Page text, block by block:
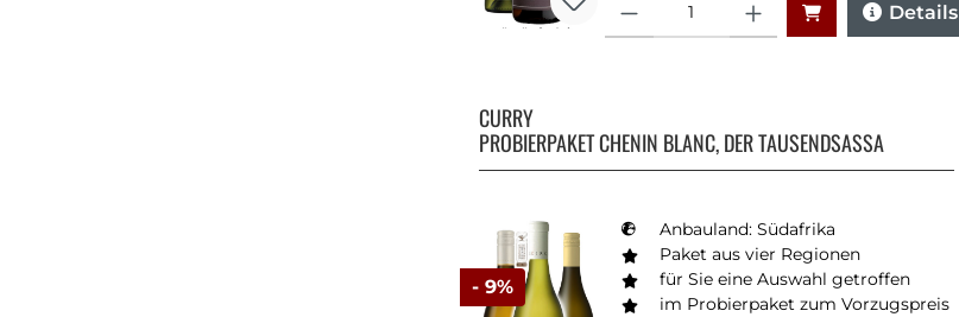
Details
- 9%
CURRY
PROBIERPAKET CHENIN BLANC, DER TAUSENDSASSA
Anbauland: Südafrika
Paket aus vier Regionen
für Sie eine Auswahl getroffen
im Probierpaket zum Vorzugspreis